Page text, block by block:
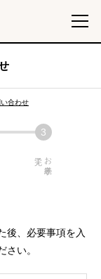
合わせ
お手続き
後、必要事項を入
い。